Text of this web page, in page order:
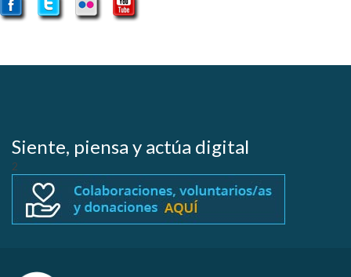
Siente, piensa y actúa digital
2